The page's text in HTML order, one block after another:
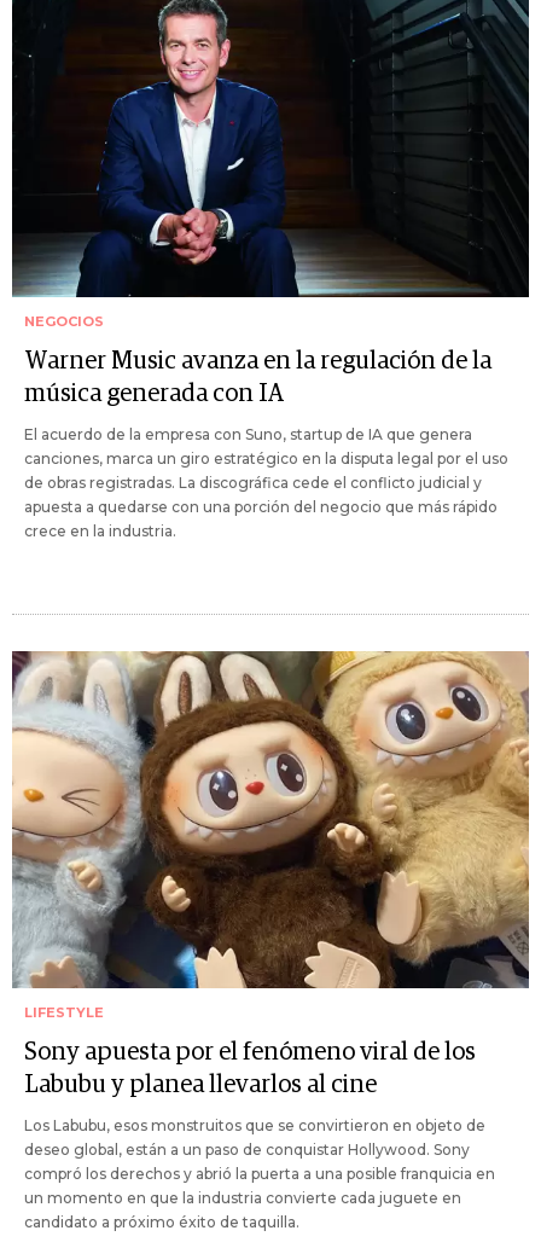
NEGOCIOS
Warner Music avanza en la regulación de la
música generada con IA
El acuerdo de la empresa con Suno, startup de IA que genera
canciones, marca un giro estratégico en la disputa legal por el uso
de obras registradas. La discográfica cede el conflicto judicial y
apuesta a quedarse con una porción del negocio que más rápido
crece en la industria.
LIFESTYLE
Sony apuesta por el fenómeno viral de los
Labubu y planea llevarlos al cine
Los Labubu, esos monstruitos que se convirtieron en objeto de
deseo global, están a un paso de conquistar Hollywood. Sony
compró los derechos y abrió la puerta a una posible franquicia en
un momento en que la industria convierte cada juguete en
candidato a próximo éxito de taquilla.